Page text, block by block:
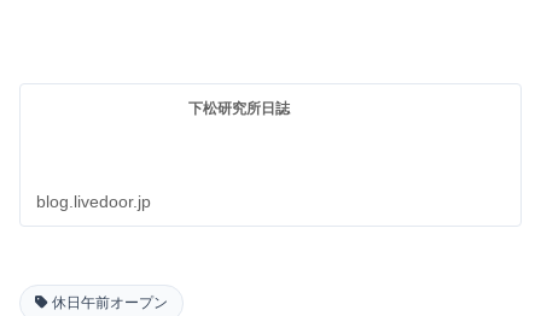
下松研究所日誌
blog.livedoor.jp
休日午前オープン